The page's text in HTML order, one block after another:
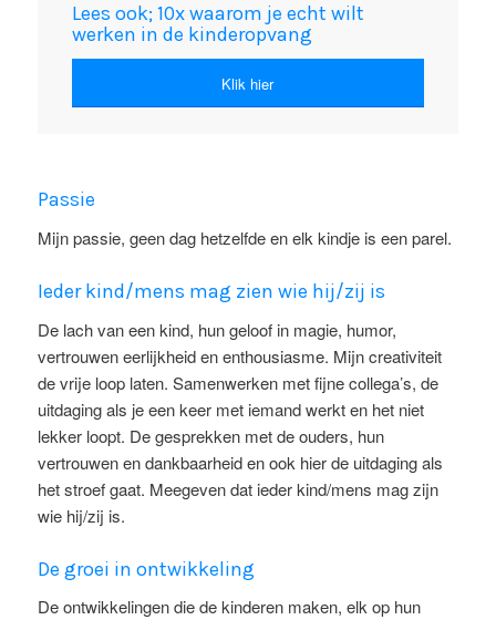
Lees ook; 10x waarom je echt wilt
werken in de kinderopvang
Klik hier
Passie
Mijn passie, geen dag hetzelfde en elk kindje is een parel.
Ieder kind/mens mag zien wie hij/zij is
De lach van een kind, hun geloof in magie, humor,
vertrouwen eerlijkheid en enthousiasme. Mijn creativiteit
de vrije loop laten. Samenwerken met fijne collega’s, de
uitdaging als je een keer met iemand werkt en het niet
lekker loopt. De gesprekken met de ouders, hun
vertrouwen en dankbaarheid en ook hier de uitdaging als
het stroef gaat. Meegeven dat ieder kind/mens mag zijn
wie hij/zij is.
De groei in ontwikkeling
De ontwikkelingen die de kinderen maken, elk op hun